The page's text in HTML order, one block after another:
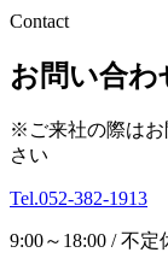
Contact
お問い合わ
※ご来社の際はお
さい
Tel.052-382-1913
9:00～18:00 / 不定